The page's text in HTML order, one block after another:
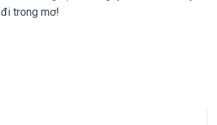
đi trong mơ!